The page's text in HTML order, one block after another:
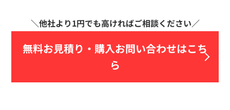
無料お見積り・ 購入お問い合わせはこち
ら